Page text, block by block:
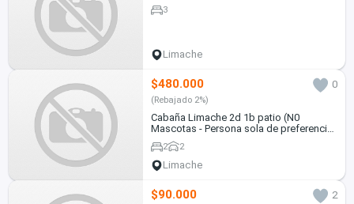
3
Limache
$480.000 0
(Rebajado 2%)
Cabaña Limache 2d 1b patio (N0
Mascotas - Persona sola de preferencia
DAMA). Desde 5 de Agosto 2026
2 2
Limache
$90.000 2